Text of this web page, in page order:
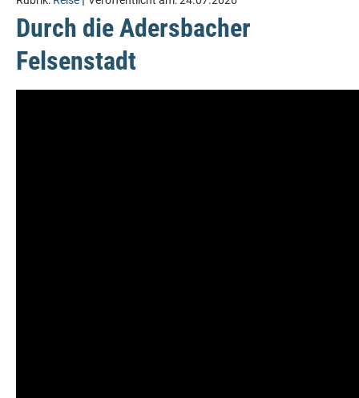
Durch die Adersbacher
Felsenstadt